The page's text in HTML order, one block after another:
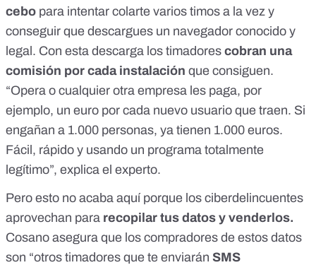
cebo para intentar colarte varios timos a la vez y
conseguir que descargues un navegador conocido y
legal. Con esta descarga los timadores cobran una
comisión por cada instalación que consiguen.
“Opera o cualquier otra empresa les paga, por
ejemplo, un euro por cada nuevo usuario que traen. Si
engañan a 1.000 personas, ya tienen 1.000 euros.
Fácil, rápido y usando un programa totalmente
legítimo”, explica el experto.
Pero esto no acaba aquí porque los ciberdelincuentes
aprovechan para recopilar tus datos y venderlos.
Cosano asegura que los compradores de estos datos
son “otros timadores que te enviarán SMS